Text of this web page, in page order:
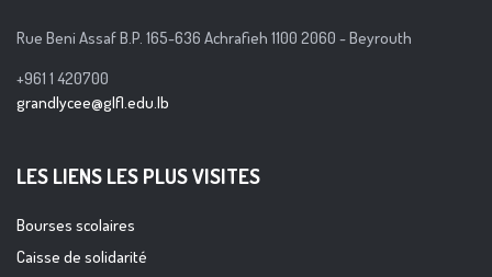
Rue Beni Assaf B.P. 165-636 Achrafieh 1100 2060 - Beyrouth
+961 1 420700
grandlycee@glfl.edu.lb
LES LIENS LES PLUS VISITES
Bourses scolaires
Caisse de solidarité